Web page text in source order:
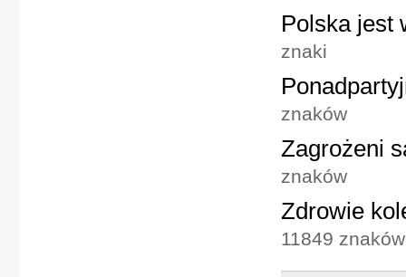
Polska jest
znaki
znaków
Zagrożeni
znaków
Zdrowie
11849 znaków